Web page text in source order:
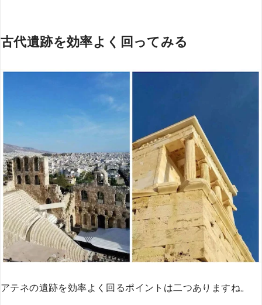
古代遺跡を効率よく回ってみる
アテネの遺跡を効率よく回るポイントは二つありますね。